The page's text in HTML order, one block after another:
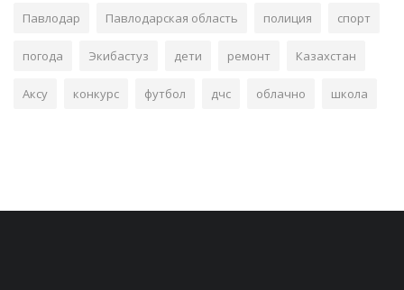
Павлодар Павлодарская область полиция спорт
погода Экибастуз дети ремонт Казахстан
Аксу конкурс футбол дчс облачно школа